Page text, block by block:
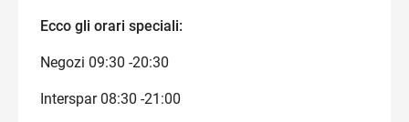
Ecco gli orari speciali:
Negozi 09:30 -20:30
Interspar 08:30 -21:00